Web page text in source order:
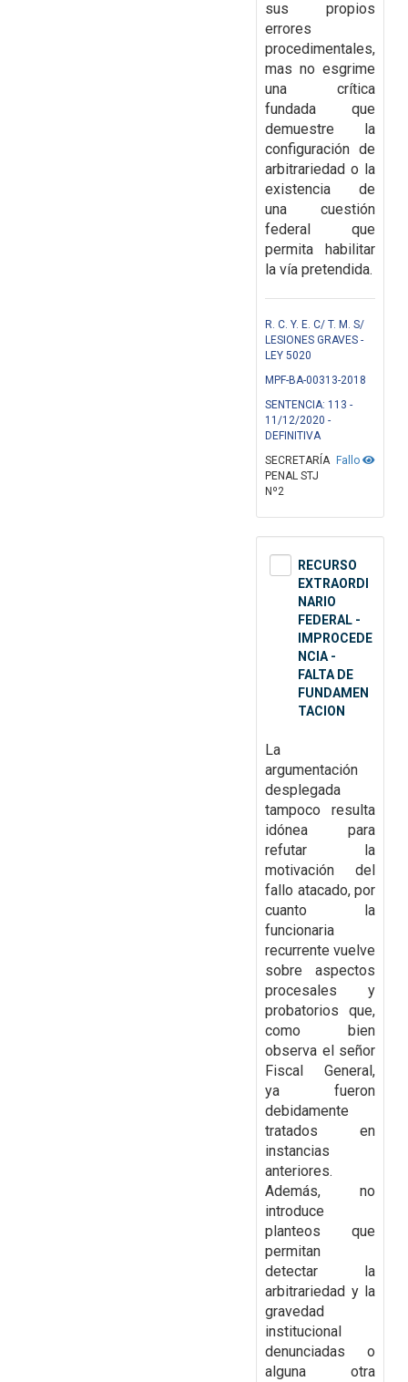
sus propios
errores
procedimentales,
mas no esgrime
una crítica
fundada que
demuestre la
configuración de
arbitrariedad o la
existencia de
una cuestión
federal que
permita habilitar
la vía pretendida.
R. C. Y. E. C/ T. M. S/
LESIONES GRAVES -
LEY 5020
MPF-BA-00313-2018
SENTENCIA: 113 -
11/12/2020 -
DEFINITIVA
Fallo
SECRETARÍA
PENAL STJ
Nº2
RECURSO
EXTRAORDI
NARIO
FEDERAL -
IMPROCEDE
NCIA -
FALTA DE
FUNDAMEN
TACION
La
argumentación
desplegada
tampoco resulta
idónea para
refutar la
motivación del
fallo atacado, por
cuanto la
funcionaria
recurrente vuelve
sobre aspectos
procesales y
probatorios que,
como bien
observa el señor
Fiscal General,
ya fueron
debidamente
tratados en
instancias
anteriores.
Además, no
introduce
planteos que
permitan
detectar la
arbitrariedad y la
gravedad
institucional
denunciadas o
alguna otra